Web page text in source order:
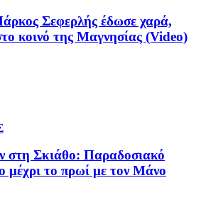
Σεφερλής έδωσε χαρά,
κοινό της Μαγνησίας (Video)
στη Σκιάθο: Παραδοσιακό
μέχρι το πρωί με τον Μάνο